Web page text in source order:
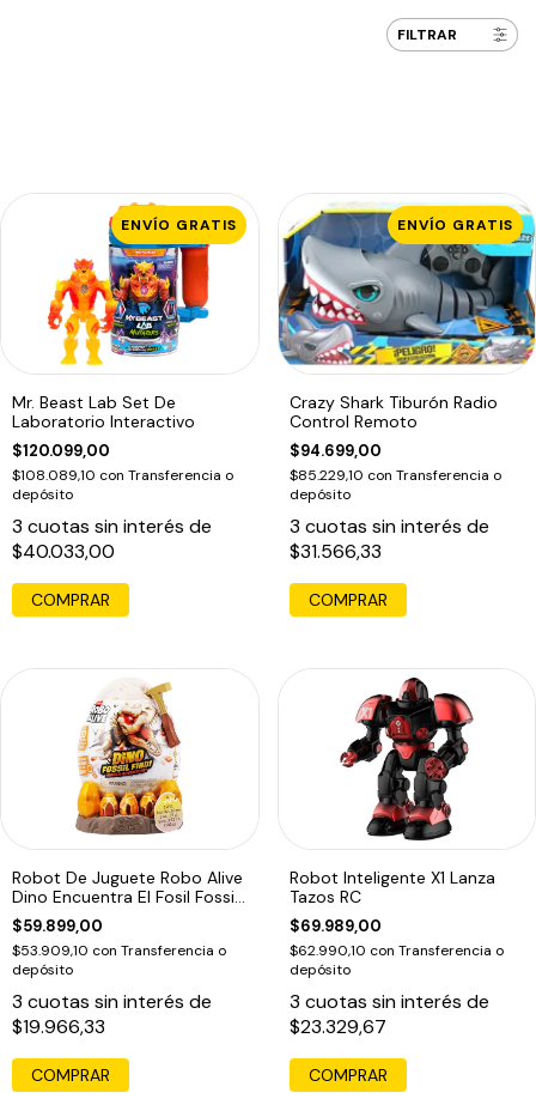
FILTRAR
ENVÍO GRATIS
Mr. Beast Lab Set De
Laboratorio Interactivo
$120.099,00
$108.089,10 con Transferencia o
depósito
3 cuotas sin interés de
$40.033,00
COMPRAR
ENVÍO GRATIS
Crazy Shark Tiburón Radio
Control Remoto
$94.699,00
$85.229,10 con Transferencia o
depósito
3 cuotas sin interés de
$31.566,33
Robot De Juguete Robo Alive
Dino Encuentra El Fosil Fossil
Beige Con Embalaje Adicional
$59.899,00
$53.909,10 con Transferencia o
depósito
3 cuotas sin interés de
$19.966,33
Robot Inteligente X1 Lanza
Tazos RC
$69.989,00
$62.990,10 con Transferencia o
depósito
3 cuotas sin interés de
$23.329,67
COMPRAR